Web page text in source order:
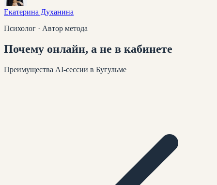
Екатерина Духанина
Психолог · Автор метода
Почему онлайн, а не в кабинете
Преимущества AI-сессии в Бугульме